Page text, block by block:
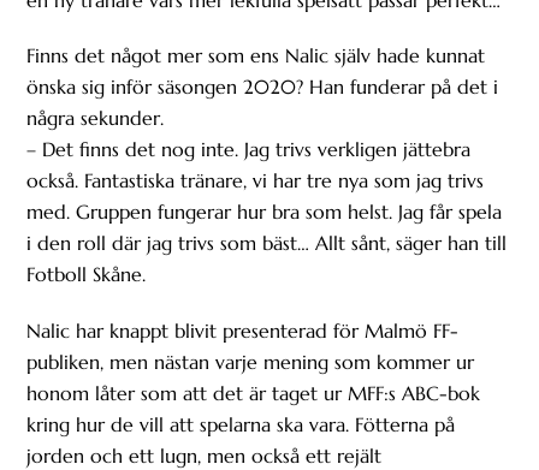
Finns det något mer som ens Nalic själv hade kunnat
önska sig inför säsongen 2020? Han funderar på det i
några sekunder.
– Det finns det nog inte. Jag trivs verkligen jättebra
också. Fantastiska tränare, vi har tre nya som jag trivs
med. Gruppen fungerar hur bra som helst. Jag får spela
i den roll där jag trivs som bäst… Allt sånt, säger han till
Fotboll Skåne.
Nalic har knappt blivit presenterad för Malmö FF-
publiken, men nästan varje mening som kommer ur
honom låter som att det är taget ur MFF:s ABC-bok
kring hur de vill att spelarna ska vara. Fötterna på
jorden och ett lugn, men också ett rejält